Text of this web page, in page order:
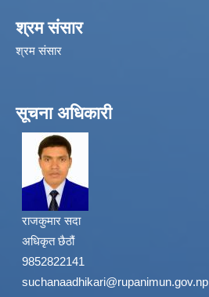
श्रम संसार
श्रम संसार
सूचना अधिकारी
राजकुमार सदा
अधिकृत छैठौं
9852822141
suchanaadhikari@rupanimun.gov.np